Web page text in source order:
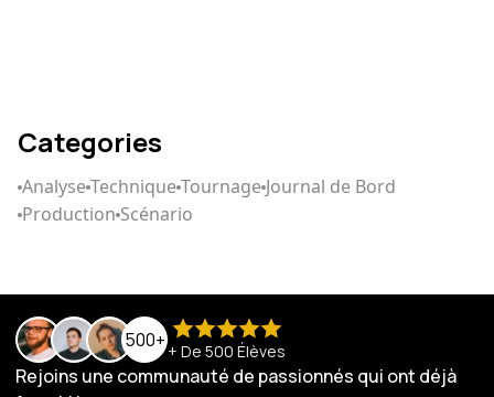
Categories
AnalyseTechniqueTournage Journal de Bord
Production Scénario
500+ + De 500 Élèves
Rejoins une communauté de passionnés qui ont déjà